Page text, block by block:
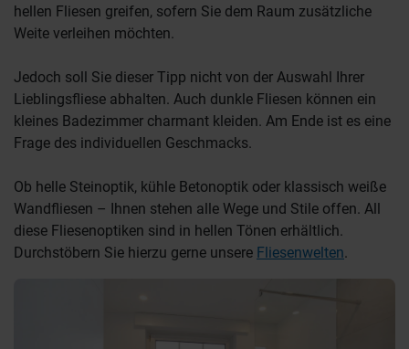
hellen Fliesen greifen, sofern Sie dem Raum zusätzliche
Weite verleihen möchten.
Jedoch soll Sie dieser Tipp nicht von der Auswahl Ihrer
Lieblingsfliese abhalten. Auch dunkle Fliesen können ein
kleines Badezimmer charmant kleiden. Am Ende ist es eine
Frage des individuellen Geschmacks.
Ob helle Steinoptik, kühle Betonoptik oder klassisch weiße
Wandfliesen – Ihnen stehen alle Wege und Stile offen. All
diese Fliesenoptiken sind in hellen Tönen erhältlich.
Durchstöbern Sie hierzu gerne unsere Fliesenwelten.